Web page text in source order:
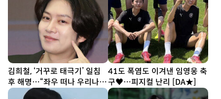
김희철, ‘거꾸로 태극기’ 일침
후 해명…“좌우 떠나 우리나라
국기”[SD이슈]
41도 폭염도 이겨낸 임영웅 축
구♥…피지컬 난리 [DA★]